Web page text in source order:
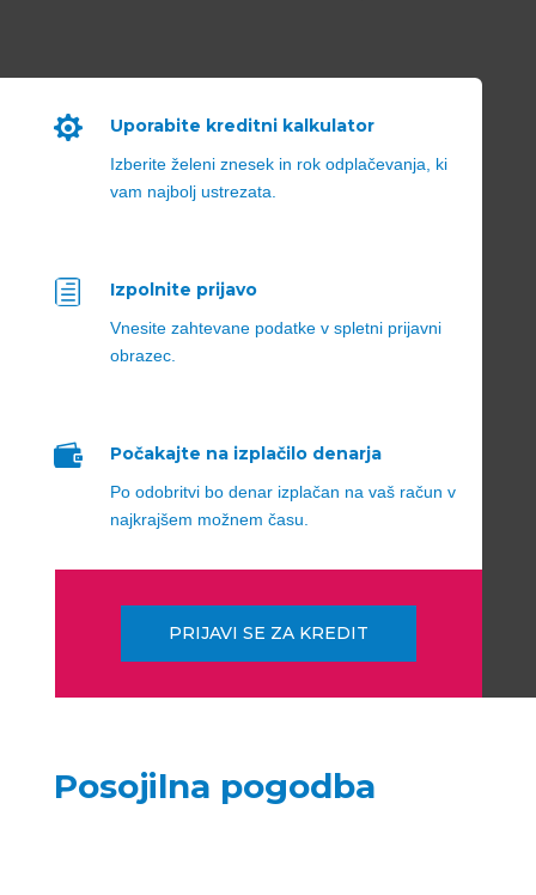
 Uporabite kreditni kalkulator
Izberite želeni znesek in rok odplačevanja, ki
vam najbolj ustrezata.
h Izpolnite prijavo
Vnesite zahtevane podatke v spletni prijavni
obrazec.
 Počakajte na izplačilo denarja
Po odobritvi bo denar izplačan na vaš račun v
najkrajšem možnem času.
PRIJAVI SE ZA KREDIT
Posojilna pogodba